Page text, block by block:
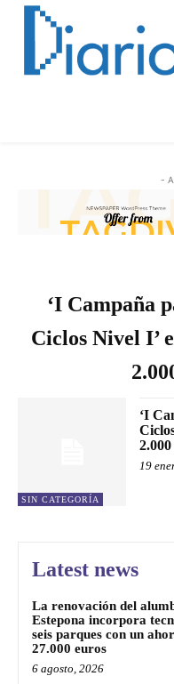
-
‘I Campaña
Ciclos Nivel I’
SIN CATEGORÍA
‘I
2.000
19
Latest news
La renovación del
Estepona incorpora
seis parques con un
27.000 euros
6 agosto, 2026